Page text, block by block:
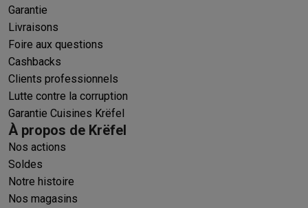
Garantie
Livraisons
Foire aux questions
Cashbacks
Clients professionnels
Lutte contre la corruption
Garantie Cuisines Krëfel
À propos de Krëfel
Nos actions
Soldes
Notre histoire
Nos magasins